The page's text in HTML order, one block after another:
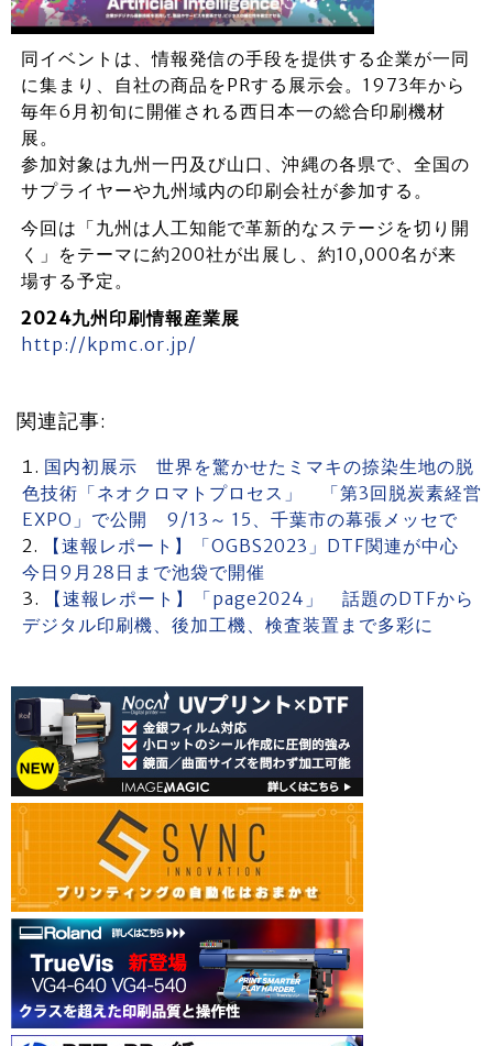
同イベントは、情報発信の手段を提供する企業が一同
に集まり、自社の商品をPRする展示会。1973年から
毎年6月初旬に開催される西日本一の総合印刷機材
展。
参加対象は九州一円及び山口、沖縄の各県で、全国の
サプライヤーや九州域内の印刷会社が参加する。
今回は「九州は人工知能で革新的なステージを切り開
く」をテーマに約200社が出展し、約10,000名が来
場する予定。
2024九州印刷情報産業展
http://kpmc.or.jp/
関連記事:
国内初展示 世界を驚かせたミマキの捺染生地の脱
色技術「ネオクロマトプロセス」 「第3回脱炭素経営
EXPO」で公開 9/13～ 15、千葉市の幕張メッセで
【速報レポート】「OGBS2023」DTF関連が中心
今日9月28日まで池袋で開催
【速報レポート】「page2024」 話題のDTFから
デジタル印刷機、後加工機、検査装置まで多彩に